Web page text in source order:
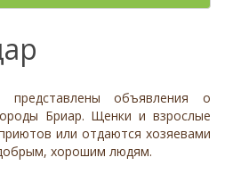
Крупный
представлены объявления о
Бриар. Щенки и взрослые
или отдаются хозяевами
хорошим людям.